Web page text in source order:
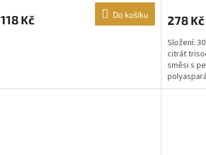
118 Kč Do košíku 278 Kč
Složení:
citrát
směsi s